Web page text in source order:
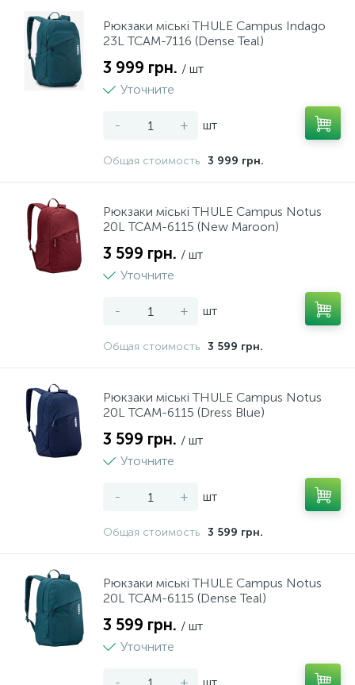
Рюкзаки міські THULE Campus Indago
23L TCAM-7116 (Dense Teal)
3 999 грн. / шт
Уточните
- + шт
Общая стоимость 3 999 грн.
Рюкзаки міські THULE Campus Notus
20L TCAM-6115 (New Maroon)
3 599 грн. / шт
Уточните
- + шт
Общая стоимость 3 599 грн.
Рюкзаки міські THULE Campus Notus
20L TCAM-6115 (Dress Blue)
3 599 грн. / шт
Уточните
- + шт
Общая стоимость 3 599 грн.
Рюкзаки міські THULE Campus Notus
20L TCAM-6115 (Dense Teal)
3 599 грн. / шт
Уточните